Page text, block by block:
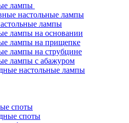
лампы
настольные лампы
лампы
лампы на основании
лампы на прищепке
лампы на струбцине
лампы с абажуром
настольные лампы
споты
споты